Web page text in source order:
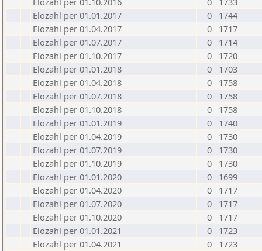
Elozahl per 01.01.2017
0
1744
Elozahl per 01.04.2017
0
1717
Elozahl per 01.07.2017
0
1714
Elozahl per 01.10.2017
0
1720
Elozahl per 01.01.2018
0
1703
Elozahl per 01.04.2018
0
1758
Elozahl per 01.07.2018
0
1758
Elozahl per 01.10.2018
0
1758
Elozahl per 01.01.2019
0
1740
Elozahl per 01.04.2019
0
1730
Elozahl per 01.07.2019
0
1730
Elozahl per 01.10.2019
0
1730
Elozahl per 01.01.2020
0
1699
Elozahl per 01.04.2020
0
1717
Elozahl per 01.07.2020
0
1717
Elozahl per 01.10.2020
0
1717
Elozahl per 01.01.2021
0
1723
Elozahl per 01.04.2021
0
1723